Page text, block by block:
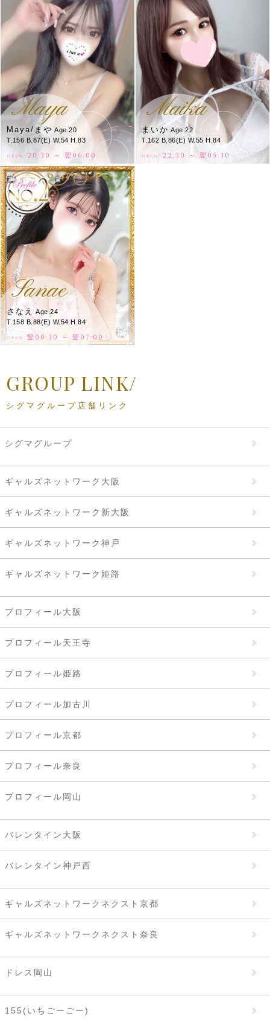
Maya
Maya/まや Age.20
T.156 B.87(E) W.54 H.83
OPEN. 20:30 ～ 翌06:00
Maika
まいか Age.22
T.162 B.86(E) W.55 H.84
OPEN. 22:30 ～ 翌05:30
Sanae
さなえ
Age.24
T.158 B.88(E) W.54 H.84
OPEN. 翌00:30 ～ 翌07:00
GROUP LINK/
シグマグループ店舗リンク
シグマグループ
ギャルズネットワーク大阪
ギャルズネットワーク新大阪
ギャルズネットワーク神戸
ギャルズネットワーク姫路
プロフィール大阪
プロフィール天王寺
プロフィール姫路
プロフィール加古川
プロフィール京都
プロフィール奈良
プロフィール岡山
バレンタイン大阪
バレンタイン神戸西
ギャルズネットワークネクスト京都
ギャルズネットワークネクスト奈良
ドレス岡山
155(いちごーごー)